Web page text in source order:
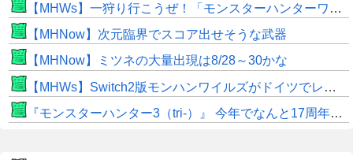
【MHWs】一狩り行こうぜ！「モンスターハンターワイルズ 序盤体験版」を8月5日（水）より配信！
【MHNow】次元臨界でスコア出せそうな武器
【MHNow】ミツネの大量出現は8/28～30かな
【MHWs】Switch2版モンハンワイルズがドイツでレーティングされる！9月のサードダイレクトで発表か！？
『モンスターハンター3（tri-）』 今年でなんと17周年！！